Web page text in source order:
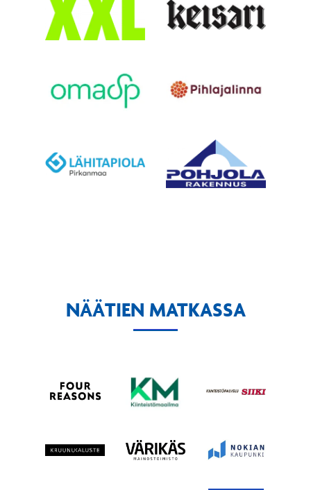
NÄÄTIEN MATKASSA